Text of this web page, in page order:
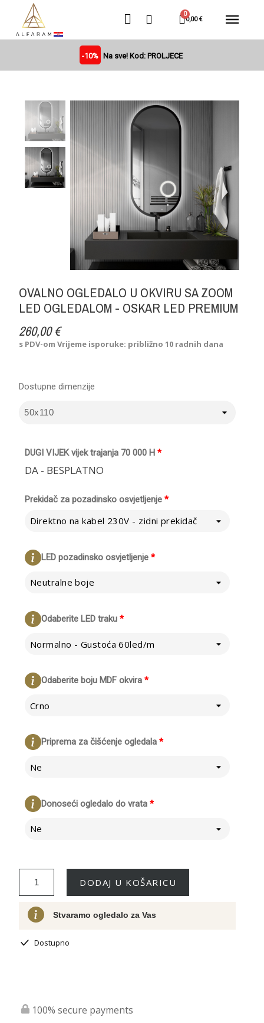
0,00 €
-10% Na sve! Kod: PROLJECE
OVALNO OGLEDALO U OKVIRU SA ZOOM
LED OGLEDALOM - OSKAR LED PREMIUM
260,00 €
s PDV-omVrijeme isporuke: približno 10 radnih dana
*
DUGI VIJEK vijek trajanja 70 000 H
DA - BESPLATNO
*
Prekidač za pozadinsko osvjetljenje
Direktno na kabel 230V - zidni prekidač
*
LED pozadinsko osvjetljenje
Neutralne boje
*
Odaberite LED traku
Normalno - Gustoća 60led/m
*
Odaberite boju MDF okvira
Crno
*
Priprema za čišćenje ogledala
Ne
*
Donoseći ogledalo do vrata
Ne
Dostupne dimenzije
DODAJ U KOŠARICU
Stvaramo ogledalo za Vas
Dostupno
100% secure payments